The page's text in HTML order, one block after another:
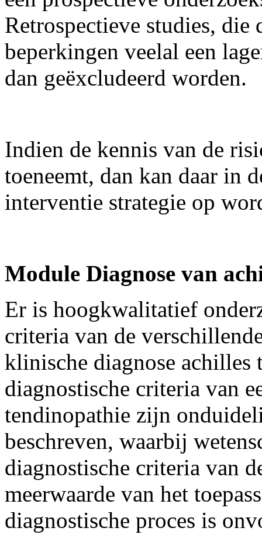
Retrospectieve studies,
beperkingen veelal een
dan geëxcludeerd worden.
Indien de kennis van de
toeneemt, dan kan daar in
interventie strategie op
Module Diagnose van
Er is hoogkwalitatief
criteria van de
klinische diagnose achilles
diagnostische criteria van
tendinopathie zijn
beschreven, waarbij
diagnostische criteria van
meerwaarde van het
diagnostische proces is